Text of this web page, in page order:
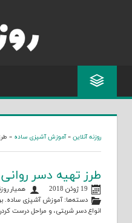
روزنه آنلاین »آموزش آشپزی ساده »
طرز تهیه دسر
19 ژوئن 2018
همیار
دسته‌ها:آموزش آشپزی ساده.
انواع دسر شربتی، و مراحل درست